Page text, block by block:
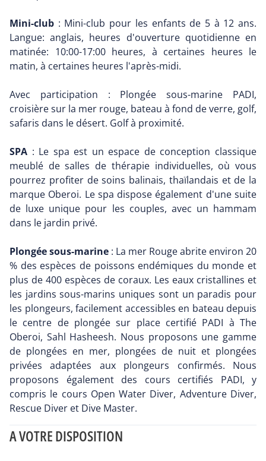
Mini-club : Mini-club pour les enfants de 5 à 12 ans.
Langue: anglais, heures d'ouverture quotidienne en
matinée: 10:00-17:00 heures, à certaines heures le
matin, à certaines heures l'après-midi.
Avec participation : Plongée sous-marine PADI,
croisière sur la mer rouge, bateau à fond de verre, golf,
safaris dans le désert. Golf à proximité.
SPA : Le spa est un espace de conception classique
meublé de salles de thérapie individuelles, où vous
pourrez profiter de soins balinais, thaïlandais et de la
marque Oberoi. Le spa dispose également d'une suite
de luxe unique pour les couples, avec un hammam
dans le jardin privé.
Plongée sous-marine : La mer Rouge abrite environ 20
% des espèces de poissons endémiques du monde et
plus de 400 espèces de coraux. Les eaux cristallines et
les jardins sous-marins uniques sont un paradis pour
les plongeurs, facilement accessibles en bateau depuis
le centre de plongée sur place certifié PADI à The
Oberoi, Sahl Hasheesh. Nous proposons une gamme
de plongées en mer, plongées de nuit et plongées
privées adaptées aux plongeurs confirmés. Nous
proposons également des cours certifiés PADI, y
compris le cours Open Water Diver, Adventure Diver,
Rescue Diver et Dive Master.
A VOTRE DISPOSITION